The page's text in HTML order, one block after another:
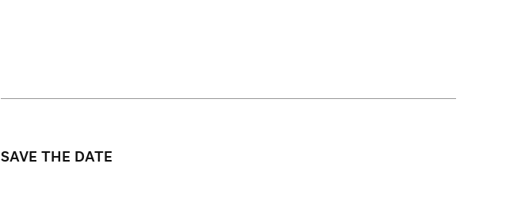
SAVE THE DATE